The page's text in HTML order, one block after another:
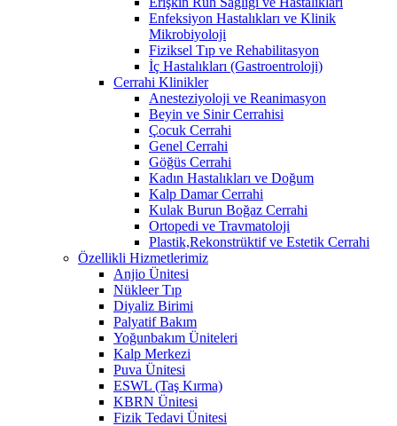
Enfeksiyon Hastalıkları ve Klinik
Mikrobiyoloji
Fiziksel Tıp ve Rehabilitasyon
İç Hastalıkları (Gastroentroloji)
Cerrahi Klinikler
Anesteziyoloji ve Reanimasyon
Beyin ve Sinir Cerrahisi
Çocuk Cerrahi
Genel Cerrahi
Göğüs Cerrahi
Kadın Hastalıkları ve Doğum
Kalp Damar Cerrahi
Kulak Burun Boğaz Cerrahi
Ortopedi ve Travmatoloji
Plastik,Rekonstrüktif ve Estetik Cerrahi
Özellikli Hizmetlerimiz
Anjio Ünitesi
Nükleer Tıp
Diyaliz Birimi
Palyatif Bakım
Yoğunbakım Üniteleri
Kalp Merkezi
Puva Ünitesi
ESWL (Taş Kırma)
KBRN Ünitesi
Fizik Tedavi Ünitesi